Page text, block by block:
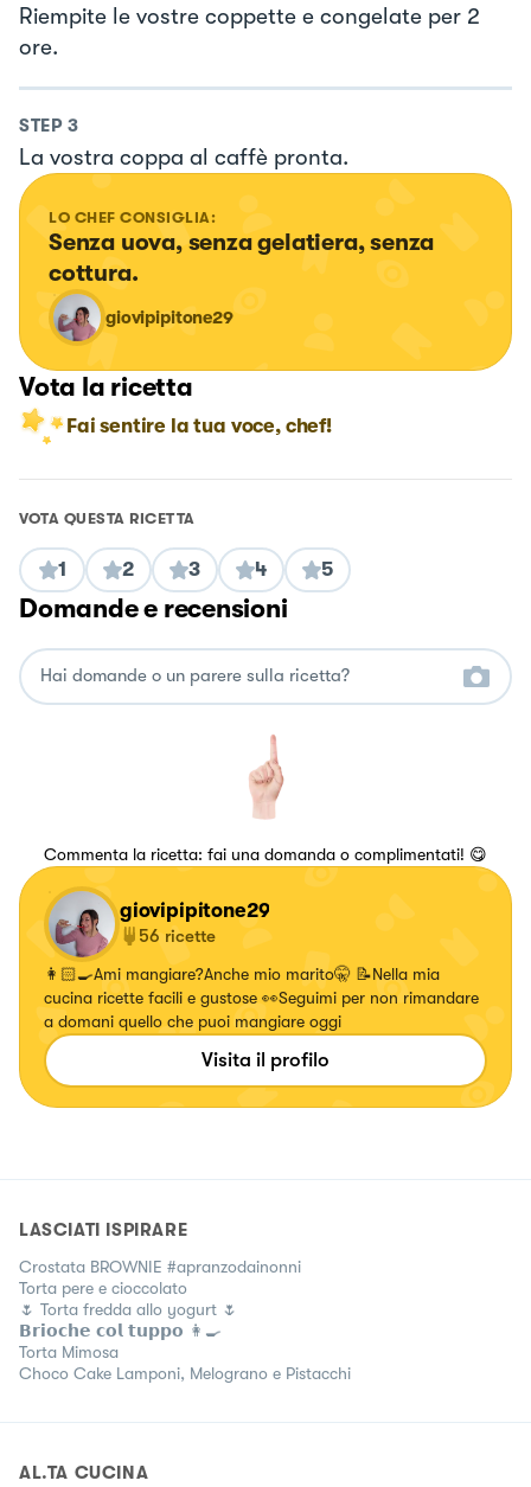
Riempite le vostre coppette e congelate per 2
ore.
STEP 3
La vostra coppa al caffè pronta.
LO CHEF CONSIGLIA:
Senza uova, senza gelatiera, senza
cottura.
giovipipitone29
Vota la ricetta
Fai sentire la tua voce, chef!
VOTA QUESTA RICETTA
1 2 3 4 5
Domande e recensioni
Commenta la ricetta: fai una domanda o complimentati! 😋
giovipipitone29
56 ricette
👩🏻‍🍳Ami mangiare?Anche mio marito🤫 📝Nella mia
cucina ricette facili e gustose 👀Seguimi per non rimandare
a domani quello che puoi mangiare oggi
Visita il profilo
LASCIATI ISPIRARE
Crostata BROWNIE #apranzodainonni
Torta pere e cioccolato
🌷 Torta fredda allo yogurt 🌷
𝗕𝗿𝗶𝗼𝗰𝗵𝗲 𝗰𝗼𝗹 𝘁𝘂𝗽𝗽𝗼 👩‍🍳
Torta Mimosa
Choco Cake Lamponi, Melograno e Pistacchi
AL.TA CUCINA